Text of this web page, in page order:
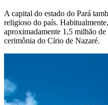
A capital do estado do Pará
religioso do país.
aproximadamente 1,5 milhão
cerimônia do Círio de Nazaré.